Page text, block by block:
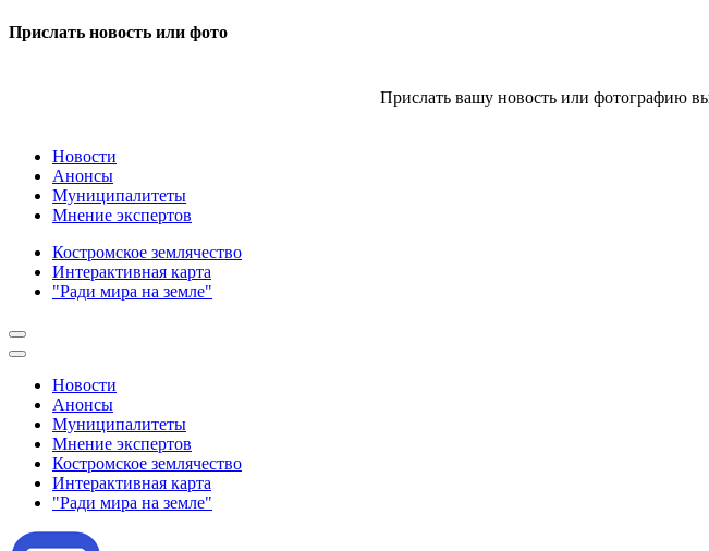
Прислать новость или фото
Прислать вашу новость или фотографию
Новости
Анонсы
Муниципалитеты
Мнение экспертов
Костромское землячество
Интерактивная карта
"Ради мира на земле"
Новости
Анонсы
Муниципалитеты
Мнение экспертов
Костромское землячество
Интерактивная карта
"Ради мира на земле"